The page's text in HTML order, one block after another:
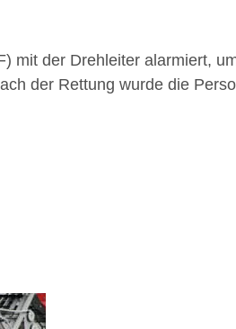
mit der Drehleiter alarmiert,
der Rettung wurde die